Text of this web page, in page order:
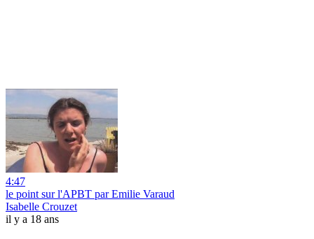
4:47
le point sur l'APBT par Emilie Varaud
Isabelle Crouzet
il y a 18 ans